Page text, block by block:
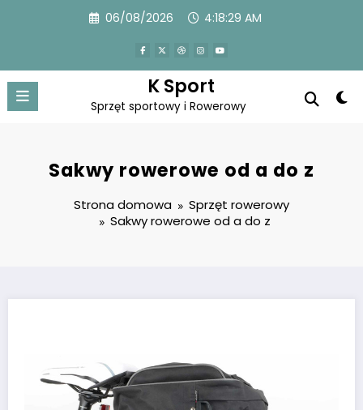
06/08/2026 4:18:30 AM
K Sport
Sprzęt sportowy i Rowerowy
Sakwy rowerowe od a do z
Strona domowa
Sprzęt rowerowy
Sakwy rowerowe od a do z